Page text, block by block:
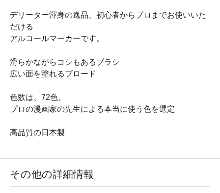
デリーター渾身の逸品、初心者からプロまでお使いいた
だける
アルコールマーカーです。
滑らかながらコシもあるブラシ
広い面を塗れるブロード
色数は、72色。
プロの漫画家の先生による本当に使う色を選定
高品質の日本製
その他の詳細情報